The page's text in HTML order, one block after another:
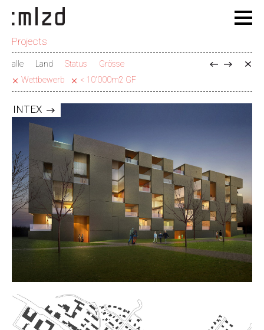
Projects
alle Land Status
Grösse
Wettbewerb
< 10'000m2 GF
INTEX